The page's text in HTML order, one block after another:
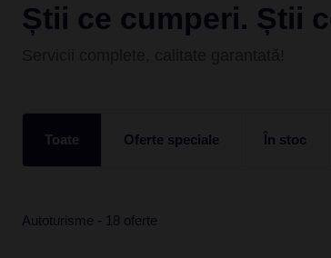
Știi ce cumperi. Știi
Toate Oferte speciale În stoc
Autoturisme - 18 oferte